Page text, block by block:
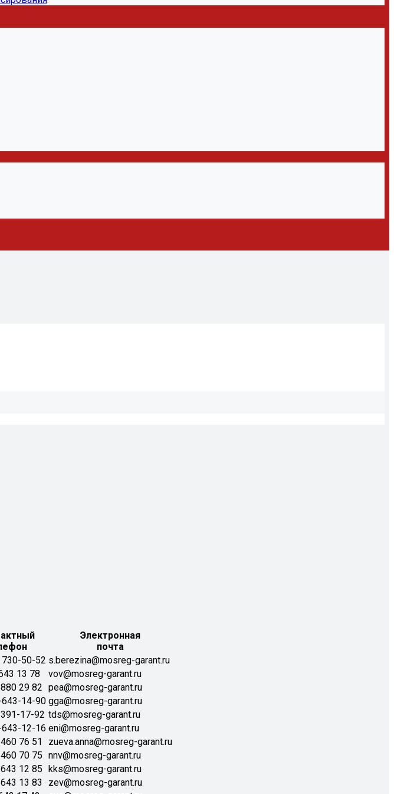
Электронная
почта
50-52 s.berezina@mosreg-garant.ru
13 78
vov@mosreg-garant.ru
29 82 pea@mosreg-garant.ru
14-90 gga@mosreg-garant.ru
17-92 tds@mosreg-garant.ru
12-16 eni@mosreg-garant.ru
76 51
zueva.anna@mosreg-garant.ru
70 75 nnv@mosreg-garant.ru
12 85
kks@mosreg-garant.ru
13 83
zev@mosreg-garant.ru